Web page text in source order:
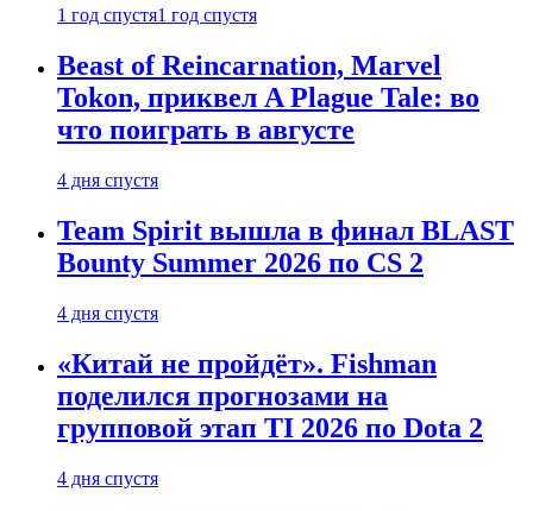
1 год спустя1 год спустя
Beast of Reincarnation, Marvel
Tokon, приквел A Plague Tale: во
что поиграть в августе
4 дня спустя
Team Spirit вышла в финал BLAST
Bounty Summer 2026 по CS 2
4 дня спустя
«Китай не пройдёт». Fishman
поделился прогнозами на
групповой этап TI 2026 по Dota 2
4 дня спустя